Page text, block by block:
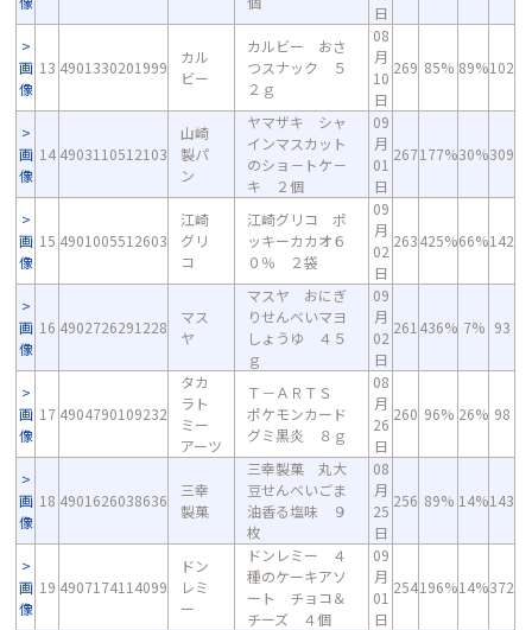
日
画
像
13 4901330201999
カル
ビー
カルビー おさ
つスナック ５
２ｇ
08
月
10
日
269 85% 89%102
画
像
14 4903110512103
山崎
製パ
ン
ヤマザキ シャ
インマスカット
のショ－トケ－
キ ２個
09
月
01
日
267177%30%309
画
像
15 4901005512603
江崎
グリ
コ
江崎グリコ ポ
ッキーカカオ６
０％ ２袋
09
月
02
日
263425%66%142
画
像
16 4902726291228
マス
ヤ
マスヤ おにぎ
りせんべいマヨ
しょうゆ ４５
ｇ
09
月
02
日
261 436% 7% 93
画
像
17 4904790109232
タカ
ラト
ミー
アーツ
Ｔ－ＡＲＴＳ
ポケモンカード
グミ黒炎 ８ｇ
08
月
26
日
260 96% 26% 98
画
像
18 4901626038636
三幸
製菓
三幸製菓 丸大
豆せんべいごま
油香る塩味 ９
枚
08
月
25
日
256 89% 14%143
画
像
19 4907174114099
ドン
レミ
ー
ドンレミー ４
種のケーキアソ
ート チョコ＆
チーズ ４個
09
月
01
日
254196%14%372